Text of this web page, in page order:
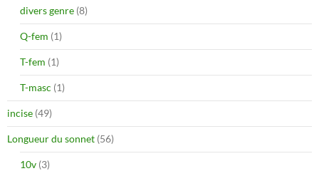
divers genre (8)
Q-fem (1)
T-fem (1)
T-masc (1)
incise (49)
Longueur du sonnet (56)
10v (3)